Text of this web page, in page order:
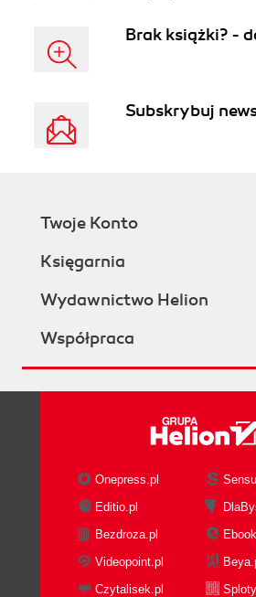
Brak książki? -
Subskrybuj
Twoje Konto
Księgarnia
Wydawnictwo Helion
Współpraca
Onepress.pl
Editio.pl
Bezdroza.pl
Videopoint.pl
Czytalisek.pl
Sploty